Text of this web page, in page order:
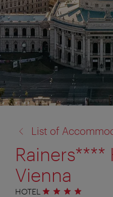
a:
List of
Rainers****
Vienna
HOTEL 4 csillag